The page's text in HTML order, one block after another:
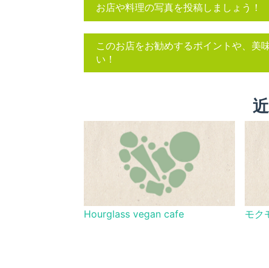
お店や料理の写真を投稿しましょう！
このお店をお勧めするポイントや、美
い！
Hourglass vegan cafe モク